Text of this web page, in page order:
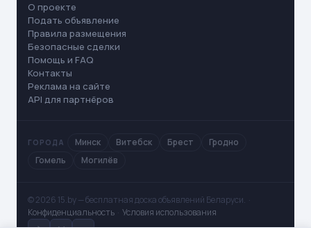
О проекте
Подать объявление
Правила размещения
Безопасные сделки
Помощь и FAQ
Контакты
Реклама на сайте
API для партнёров
ГОРОДА Минск Витебск Брест
Гродно
Гомель
Могилёв
© 2026 15.by — бесплатная доска объявлений Беларуси. ·
Конфиденциальность · Условия использования